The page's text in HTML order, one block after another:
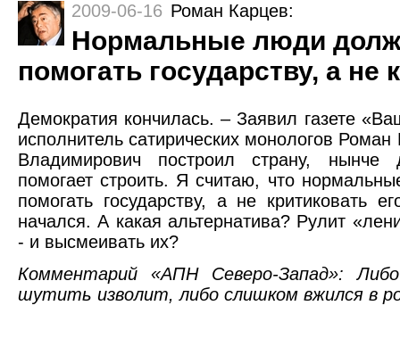
2009-06-16 Роман Карцев:
Нормальные люди
помогать государству, а не
Демократия кончилась. – Заявил газете
исполнитель сатирических монологов
Владимирович построил страну, нынче
помогает строить. Я считаю, что
помогать государству, а не критиковать
начался. А какая альтернатива? Рулит
- и высмеивать их?
Комментарий «АПН Северо-Запад»:
шутить изволит, либо слишком вжился в